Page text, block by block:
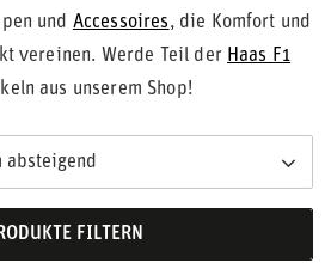
und Accessoires, die Komfort und
vereinen. Werde Teil der Haas F1
aus unserem Shop!
absteigend
FILTERN